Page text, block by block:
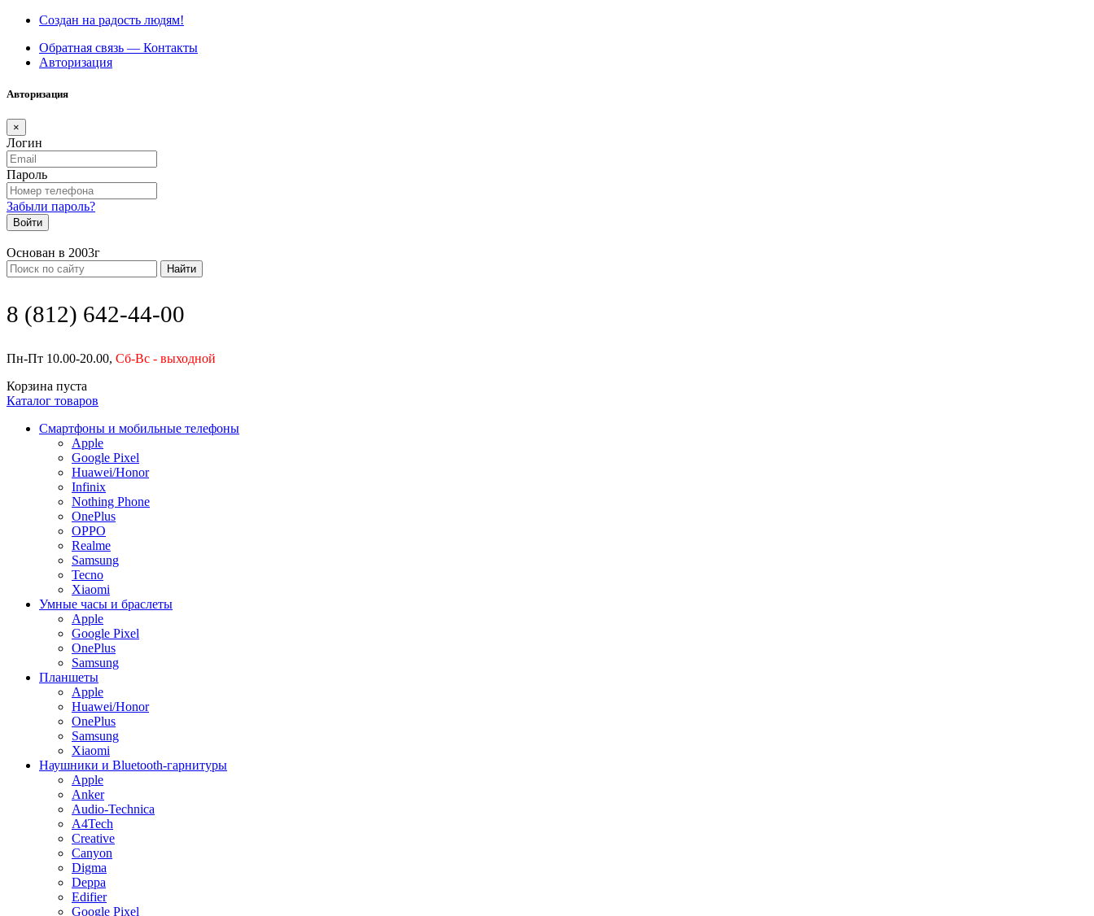
Создан на радость людям!
Обратная связь — Контакты
Авторизация
Авторизация
×
Логин
Пароль
Забыли пароль?
Войти
Основан в 2003г
Найти
8 (812) 642-44-00
Пн-Пт 10.00-20.00, Сб-Вс - выходной
Корзина пуста
Каталог товаров
Смартфоны и мобильные телефоны
Apple
Google Pixel
Huawei/Honor
Infinix
Nothing Phone
OnePlus
OPPO
Realme
Samsung
Tecno
Xiaomi
Умные часы и браслеты
Apple
Google Pixel
OnePlus
Samsung
Планшеты
Apple
Huawei/Honor
OnePlus
Samsung
Xiaomi
Наушники и Bluetooth-гарнитуры
Apple
Anker
Audio-Technica
A4Tech
Creative
Canyon
Digma
Deppa
Edifier
Google Pixel